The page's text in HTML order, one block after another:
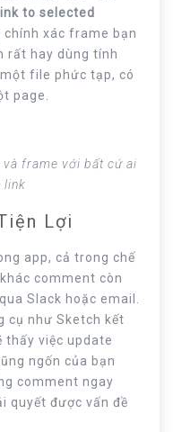
to selected
xác frame bạn
rất hay dùng tính
file phức tạp, có
page.
frame với bất cứ ai
link
Lợi
app, cả trong chế
comment còn
Slack hoặc email.
cụ như Sketch kết
thấy việc update
ngốn của bạn
comment ngay
quyết được vấn đề